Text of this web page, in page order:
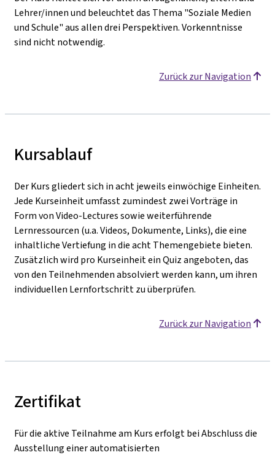
Lehrer/innen und beleuchtet das Thema "Soziale Medien
und Schule" aus allen drei Perspektiven. Vorkenntnisse
sind nicht notwendig.
Zurück zur Navigation
Kursablauf
Der Kurs gliedert sich in acht jeweils einwöchige Einheiten.
Jede Kurseinheit umfasst zumindest zwei Vorträge in
Form von Video-Lectures sowie weiterführende
Lernressourcen (u.a. Videos, Dokumente, Links), die eine
inhaltliche Vertiefung in die acht Themengebiete bieten.
Zusätzlich wird pro Kurseinheit ein Quiz angeboten, das
von den Teilnehmenden absolviert werden kann, um ihren
individuellen Lernfortschritt zu überprüfen.
Zurück zur Navigation
Zertifikat
Für die aktive Teilnahme am Kurs erfolgt bei Abschluss die
Ausstellung einer automatisierten